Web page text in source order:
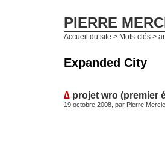
PIERRE
Accueil du site > Mots-clés >
Expanded City
∆ projet wro (premier
19 octobre 2008, par Pierre